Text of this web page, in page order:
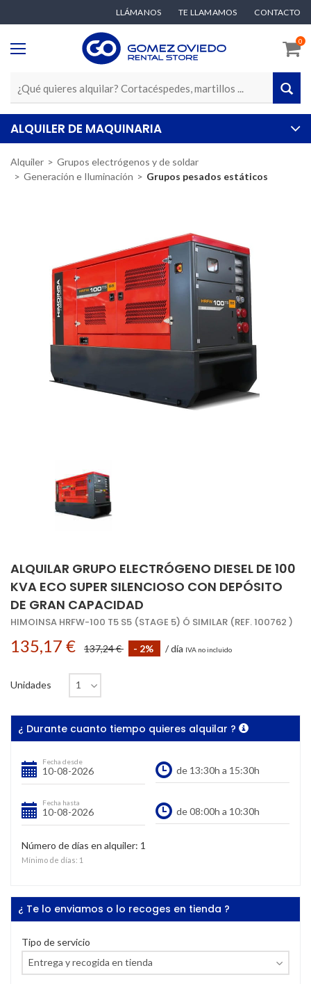
LLÁMANOS TE LLAMAMOS CONTACTO
0
ALQUILER DE MAQUINARIA
Alquiler
Grupos electrógenos y de soldar
Generación e Iluminación
Grupos pesados estáticos
ALQUILAR GRUPO ELECTRÓGENO DIESEL DE 100
KVA ECO SUPER SILENCIOSO CON DEPÓSITO
DE GRAN CAPACIDAD
HIMOINSA HRFW-100 T5 S5 (STAGE 5) Ó SIMILAR (REF. 100762 )
135,17 € 137,24 € - 2% / día IVA no incluido
Unidades
¿ Durante cuanto tiempo quieres alquilar ?
Fecha desde
Fecha hasta
Número de días en alquiler: 1
Mínimo de días: 1
¿ Te lo enviamos o lo recoges en tienda ?
Tipo de servicio